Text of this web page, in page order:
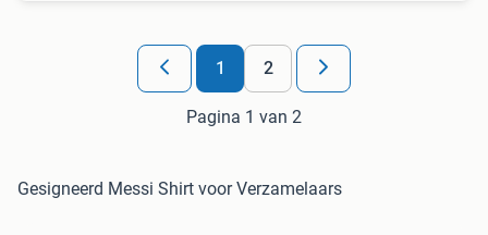
1 2
Pagina 1 van 2
Gesigneerd Messi Shirt voor Verzamelaars